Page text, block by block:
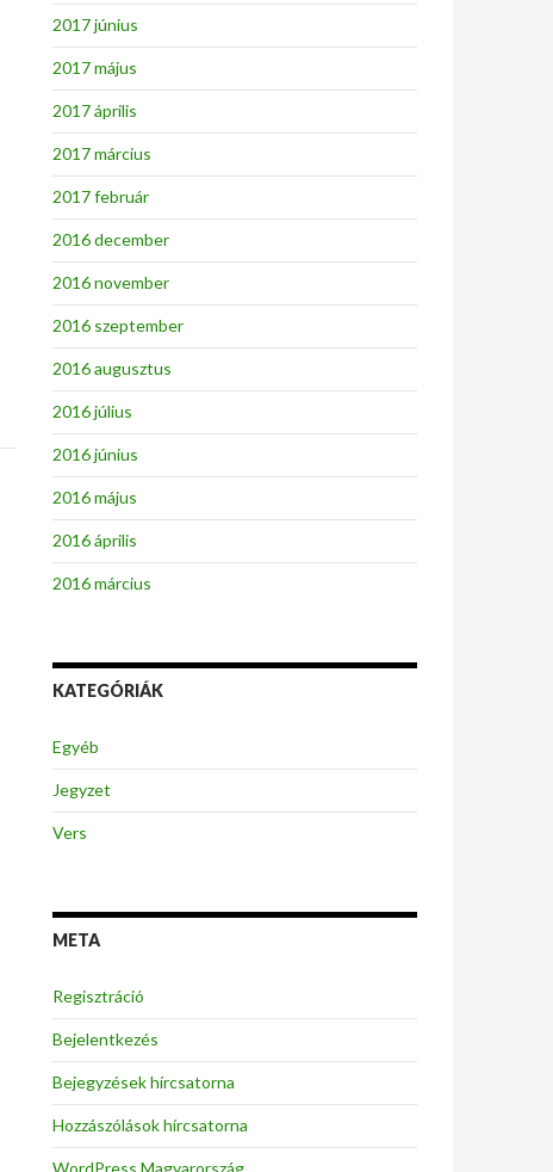
2017 június
2017 május
2017 április
2017 március
2017 február
2016 december
2016 november
2016 szeptember
2016 augusztus
2016 július
2016 június
2016 május
2016 április
2016 március
KATEGÓRIÁK
Egyéb
Jegyzet
Vers
META
Regisztráció
Bejelentkezés
Bejegyzések hírcsatorna
Hozzászólások hírcsatorna
WordPress Magyarország